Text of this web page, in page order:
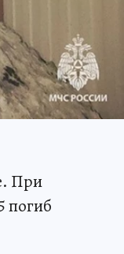
При
погиб